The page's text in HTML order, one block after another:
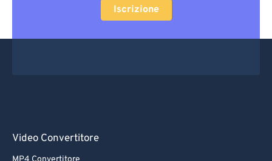
Iscrizione
Video Convertitore